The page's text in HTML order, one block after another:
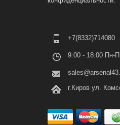
+7(8332)714080
9:00 - 18:00 Пн-
г.Киров ул.